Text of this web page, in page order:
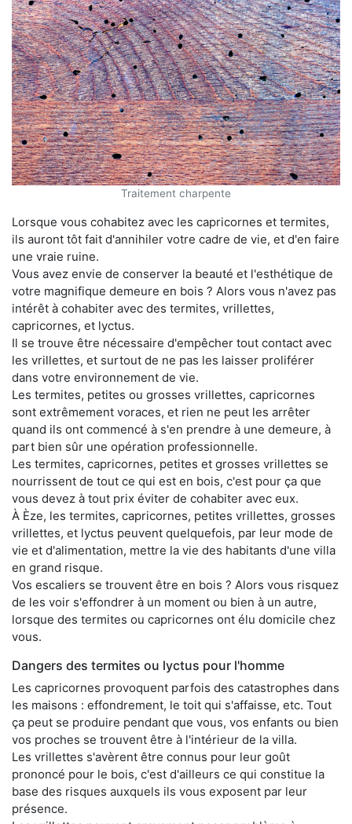
Traitement charpente
Lorsque vous cohabitez avec les capricornes et termites,
ils auront tôt fait d'annihiler votre cadre de vie, et d'en faire
une vraie ruine.
Vous avez envie de conserver la beauté et l'esthétique de
votre magnifique demeure en bois ? Alors vous n'avez pas
intérêt à cohabiter avec des termites, vrillettes,
capricornes, et lyctus.
Il se trouve être nécessaire d'empêcher tout contact avec
les vrillettes, et surtout de ne pas les laisser proliférer
dans votre environnement de vie.
Les termites, petites ou grosses vrillettes, capricornes
sont extrêmement voraces, et rien ne peut les arrêter
quand ils ont commencé à s'en prendre à une demeure, à
part bien sûr une opération professionnelle.
Les termites, capricornes, petites et grosses vrillettes se
nourrissent de tout ce qui est en bois, c'est pour ça que
vous devez à tout prix éviter de cohabiter avec eux.
À Èze, les termites, capricornes, petites vrillettes, grosses
vrillettes, et lyctus peuvent quelquefois, par leur mode de
vie et d'alimentation, mettre la vie des habitants d'une villa
en grand risque.
Vos escaliers se trouvent être en bois ? Alors vous risquez
de les voir s'effondrer à un moment ou bien à un autre,
lorsque des termites ou capricornes ont élu domicile chez
vous.
Dangers des termites ou lyctus pour l'homme
Les capricornes provoquent parfois des catastrophes dans
les maisons : effondrement, le toit qui s'affaisse, etc. Tout
ça peut se produire pendant que vous, vos enfants ou bien
vos proches se trouvent être à l'intérieur de la villa.
Les vrillettes s'avèrent être connus pour leur goût
prononcé pour le bois, c'est d'ailleurs ce qui constitue la
base des risques auxquels ils vous exposent par leur
présence.